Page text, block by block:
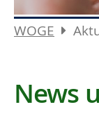
WOGE
News